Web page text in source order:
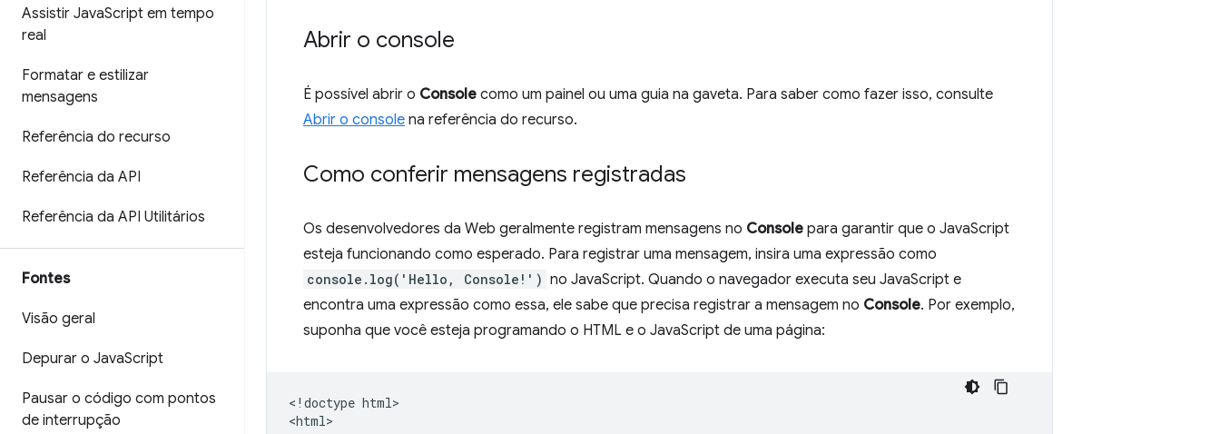
Assistir JavaScript em tempo
real
Formatar e estilizar
mensagens
Referência do recurso
Referência da API
Referência da API Utilitários
Fontes
Visão geral
Depurar o JavaScript
Pausar o código com pontos
de interrupção
Abrir o console
É possível abrir o Console como um painel ou uma guia na gaveta. Para saber como fazer isso, consulte
Abrir o console na referência do recurso.
Como conferir mensagens registradas
Os desenvolvedores da Web geralmente registram mensagens no Console para garantir que o JavaScript
esteja funcionando como esperado. Para registrar uma mensagem, insira uma expressão como
console.log('Hello, Console!') no JavaScript. Quando o navegador executa seu JavaScript e
encontra uma expressão como essa, ele sabe que precisa registrar a mensagem no Console. Por exemplo,
suponha que você esteja programando o HTML e o JavaScript de uma página:
<!doctype html>
<html>